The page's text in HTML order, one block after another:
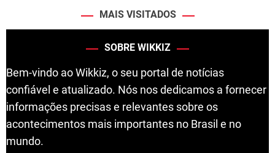
MAIS VISITADOS
SOBRE WIKKIZ
Bem-vindo ao Wikkiz, o seu portal de notícias
confiável e atualizado. Nós nos dedicamos a fornecer
informações precisas e relevantes sobre os
acontecimentos mais importantes no Brasil e no
mundo.